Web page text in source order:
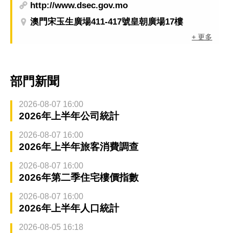
http://www.dsec.gov.mo
澳門宋玉生廣場411-417號皇朝廣場17樓
+ 更多
部門新聞
2026-08-07 16:00
2026年上半年公司統計
2026-08-07 16:00
2026年上半年旅客消費調查
2026-08-07 16:00
2026年第二季住宅樓價指數
2026-08-07 16:00
2026年上半年人口統計
2026-08-05 16:18